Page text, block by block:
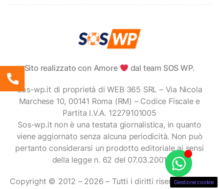
Sito realizzato con Amore dal team SOS WP.
Sos-wp.it di proprietà di WEB 365 SRL – Via Nicola
Marchese 10, 00141 Roma (RM) – Codice Fiscale e
Partita I.V.A. 12279101005
Sos-wp.it non è una testata giornalistica, in quanto
viene aggiornato senza alcuna periodicità. Non può
pertanto considerarsi un prodotto editoriale ai sensi
della legge n. 62 del 07.03.2001
Copyright © 2012 – 2026 – Tutti i diritti riservati – sos-
Gestione cookie